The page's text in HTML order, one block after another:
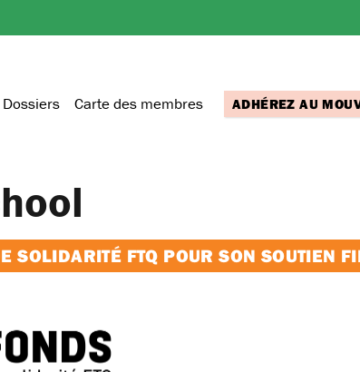
Dossiers Carte des membres ADHÉREZ AU
SOLIDARITÉ FTQ POUR SON SOUTIEN